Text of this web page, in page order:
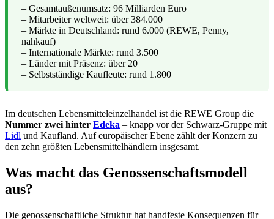
– Gesamtaußenumsatz: 96 Milliarden Euro
– Mitarbeiter weltweit: über 384.000
– Märkte in Deutschland: rund 6.000 (REWE, Penny,
nahkauf)
– Internationale Märkte: rund 3.500
– Länder mit Präsenz: über 20
– Selbstständige Kaufleute: rund 1.800
Im deutschen Lebensmitteleinzelhandel ist die REWE Group die
Nummer zwei hinter Edeka – knapp vor der Schwarz-Gruppe mit
Lidl und Kaufland. Auf europäischer Ebene zählt der Konzern zu
den zehn größten Lebensmittelhändlern insgesamt.
Was macht das Genossenschaftsmodell
aus?
Die genossenschaftliche Struktur hat handfeste Konsequenzen für